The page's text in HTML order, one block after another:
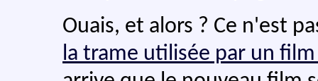
Ouais, et alors ? Ce n'est
la trame utilisée par un